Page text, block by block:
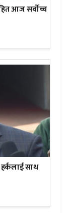
आज सर्वोच्च
साथ